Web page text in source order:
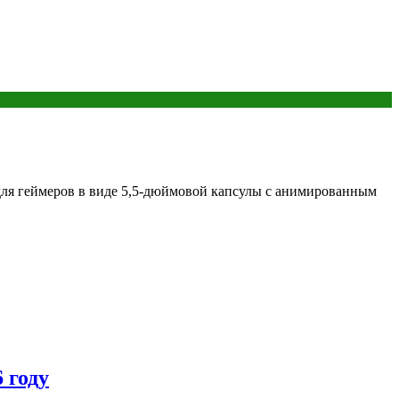
геймеров в виде 5,5-дюймовой капсулы с анимированным